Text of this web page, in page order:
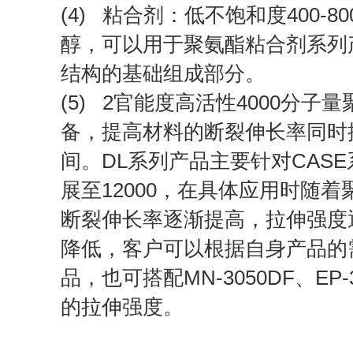
(4) 粘合剂：低不饱和度400-
醇，可以用于聚氨酯粘合剂系
结构的基础组成部分。
(5) 2官能度高活性4000分子量
备，提高材料的断裂伸长率同
间。DL系列产品主要针对
展至12000，在具体应用时随
断裂伸长率逐渐提高，拉伸强
降低，客户可以根据自身产品
品，也可搭配MN-3050DF、
的拉伸强度。